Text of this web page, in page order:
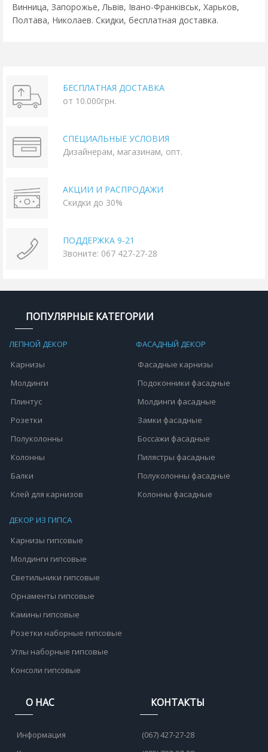
Винница, Запорожье, Львів, Івано-Франківськ, Харьков,
Полтава, Николаев. Скидки, бесплатная доставка.
БЕСПЛАТНАЯ ДОСТАВКА
от 10.000грн.
СПЕЦИАЛЬНЫЕ УСЛОВИЯ
Дизайнерам, магазинам, опт.
АКЦИИ И РАСПРОДАЖИ
Скидки до 30%
ПОДДЕРЖКА 9-21
Звоните: 067 427-27-28
ПОПУЛЯРНЫЕ КАТЕГОРИИ
ЛЕПНОЙ ДЕКОР
Карнизы
Молдинги
Плинтус
Розетки
Полуколонны
Колонны
Балки
Клей для карнизов
ФАСАДНЫЙ ДЕКОР
Фасадные карнизы
Подоконники фасадные
Молдинги фасадные
Замки фасадные
Боссажи фасадные
Пилястры фасадные
Полуколонны фасадные
Колонны фасадные
ДЕКОР ИЗ ГИПСА
Карнизы гипсовые
Молдинги гипсовые
Светильники гипсовые
Орнаменты гипсовые
Камины гипсовые
Розетки наборные гипсовые
Углы наборные гипсовые
Консоли гипсовые
О НАС
Информация
КОНТАКТЫ
(067) 427-27-28